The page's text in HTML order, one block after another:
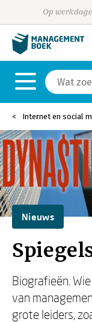
Op
Internet en social
Nieuws
Biografieën.
van
grote leiders,